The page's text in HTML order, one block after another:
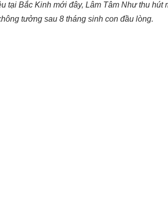
tại Bắc Kinh mới đây, Lâm Tâm Như thu hút
tưởng sau 8 tháng sinh con đầu lòng.